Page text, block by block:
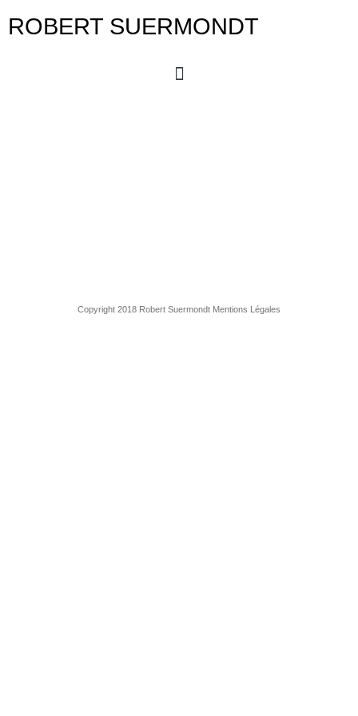
ROBERT SUERMONDT
Copyright 2018 Robert Suermondt Mentions Légales